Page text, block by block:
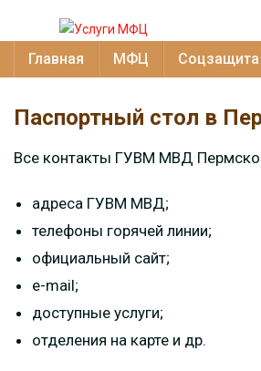
Главная МФЦ
Паспортный стол в
Все контакты ГУВМ МВД
адреса ГУВМ МВД;
телефоны горячей линии;
официальный сайт;
e-mail;
доступные услуги;
отделения на карте и др.